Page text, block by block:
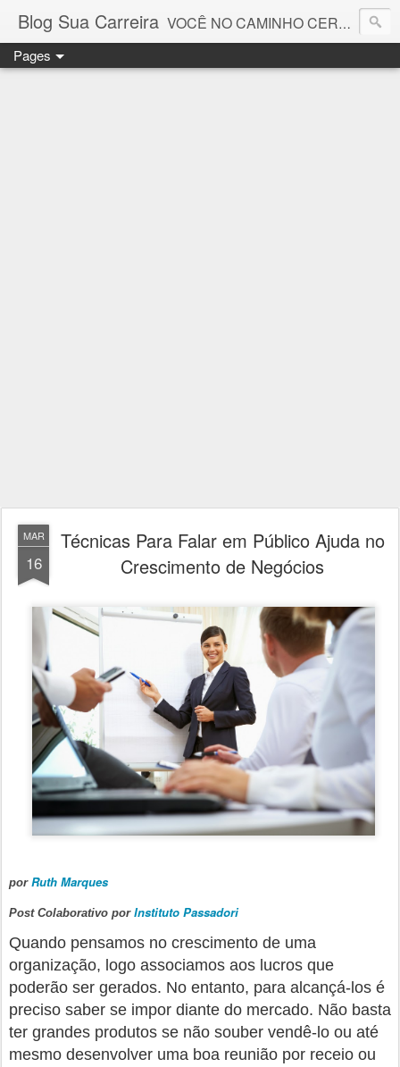
Blog Sua Carreira VOCÊ NO CAMINHO CERTO! 🤓💻🚀
Pages
MAR
16
Técnicas Para Falar em Público Ajuda no
Crescimento de Negócios
por Ruth Marques
Post Colaborativo por Instituto Passadori
Quando pensamos no crescimento de uma
organização, logo associamos aos lucros que
poderão ser gerados. No entanto, para alcançá-los é
preciso saber se impor diante do mercado. Não basta
ter grandes produtos se não souber vendê-lo ou até
mesmo desenvolver uma boa reunião por receio ou